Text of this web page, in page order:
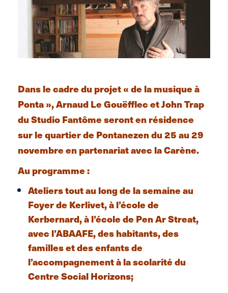
Dans le cadre du projet « de la musique à
Ponta », Arnaud Le Gouëfflec et John Trap
du Studio Fantôme seront en résidence
sur le quartier de Pontanezen du 25 au 29
novembre en partenariat avec la Carène.
Au programme :
Ateliers tout au long de la semaine au
Foyer de Kerlivet, à l’école de
Kerbernard, à l’école de Pen Ar Streat,
avec l’ABAAFE, des habitants, des
familles et des enfants de
l’accompagnement à la scolarité du
Centre Social Horizons;